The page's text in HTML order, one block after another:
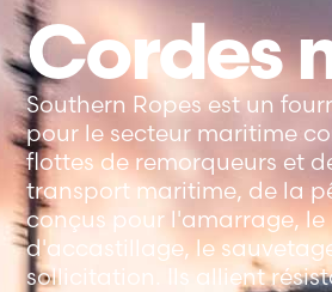
Cordes
Southern Ropes est un
pour le secteur maritime
flottes de remorqueurs et
transport maritime, de la
conçus pour l'amarrage,
d'accastillage, le
sollicitation. Ils allient